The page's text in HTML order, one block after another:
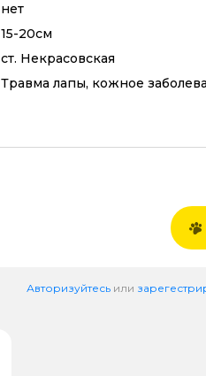
нет
15-20см
ст. Некрасовская
Травма лапы, кожное
Авторизуйтесь или